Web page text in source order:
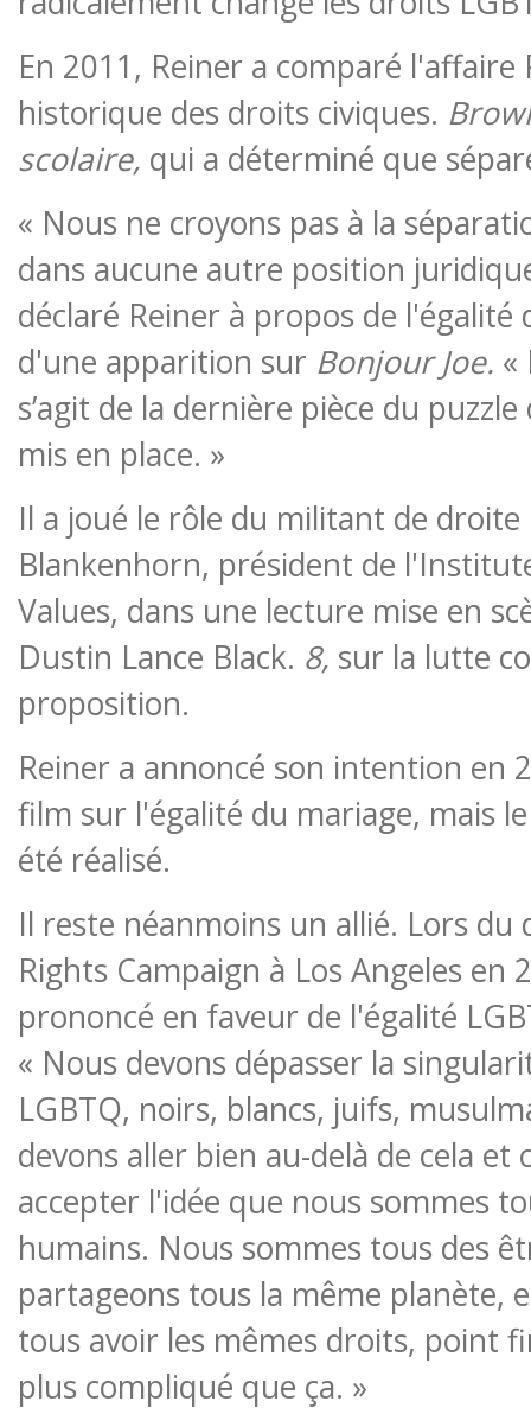
En 2011, Reiner a comparé
historique des droits civiques.
scolaire, qui a déterminé que
« Nous ne croyons pas à la
dans aucune autre position
déclaré Reiner à propos de l'égalité
d'une apparition sur Bonjour Joe. «
s’agit de la dernière pièce du
mis en place. »
Il a joué le rôle du militant de droite
Blankenhorn, président de
Values, dans une lecture mise en
Dustin Lance Black. 8, sur la lutte
proposition.
Reiner a annoncé son intention en
film sur l'égalité du mariage, mais
été réalisé.
Il reste néanmoins un allié. Lors du
Rights Campaign à Los Angeles en
prononcé en faveur de l'égalité
« Nous devons dépasser la
LGBTQ, noirs, blancs, juifs,
devons aller bien au-delà de cela et
accepter l'idée que nous sommes
humains. Nous sommes tous des
partageons tous la même planète,
tous avoir les mêmes droits, point
plus compliqué que ça. »